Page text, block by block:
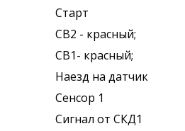
Старт
СВ2 - красный;
СВ1- красный;
Наезд на датчик
Сенсор 1
Сигнал от СКД1